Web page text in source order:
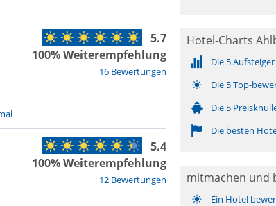
16 Bewertungen
5.7
100% Weiterempfehlung
12 Bewertungen
5.4
100% Weiterempfehlung
Hotel-Charts
Die 5
Die 5 Top-
Die 5
Die besten
mitmachen und
Ein Hotel